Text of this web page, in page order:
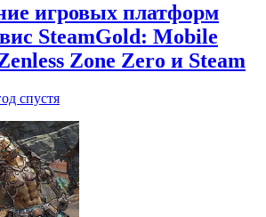
игровых платформ
SteamGold: Mobile
Zone Zero и Steam
спустя